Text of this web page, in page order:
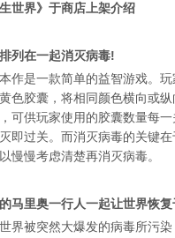
生世界》于商店上架介绍
列在一起消灭病毒!
作是一款简单的益智游戏。
色胶囊，将相同颜色横向或
可供玩家使用的胶囊数量每
即过关。而消灭病毒的关键
慢慢考虑清楚再消灭病毒。
马里奥一行人一起让世界恢复
界被突然大爆发的病毒所污